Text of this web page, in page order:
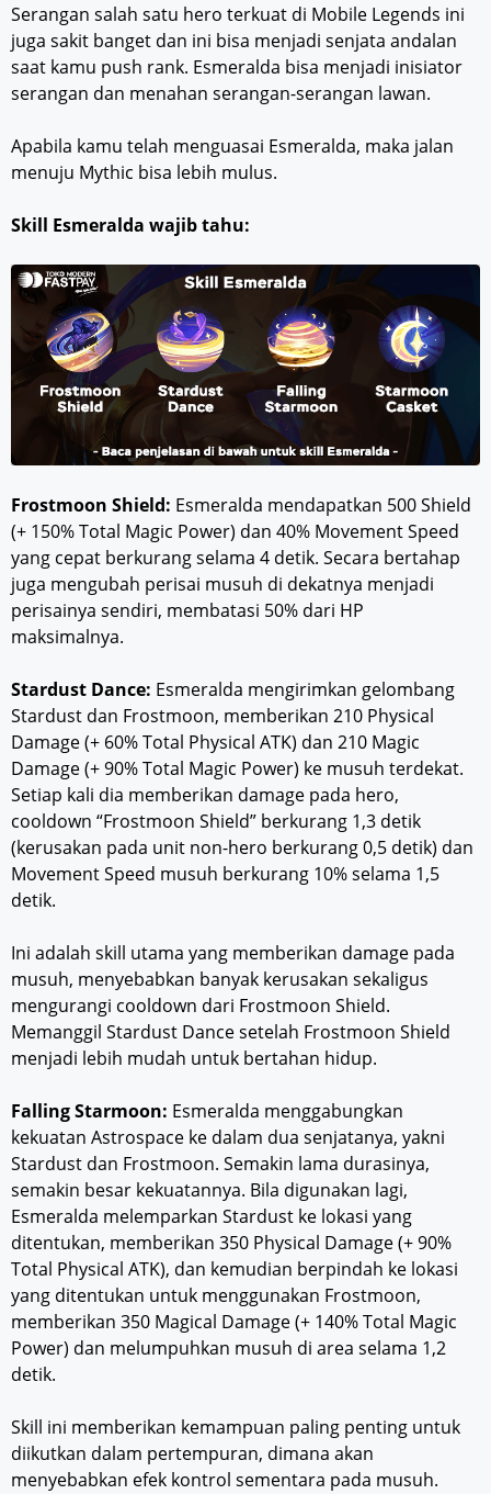
Serangan salah satu hero terkuat di Mobile Legends ini
juga sakit banget dan ini bisa menjadi senjata andalan
saat kamu push rank. Esmeralda bisa menjadi inisiator
serangan dan menahan serangan-serangan lawan.
Apabila kamu telah menguasai Esmeralda, maka jalan
menuju Mythic bisa lebih mulus.
Skill Esmeralda wajib tahu:
Frostmoon Shield: Esmeralda mendapatkan 500 Shield
(+ 150% Total Magic Power) dan 40% Movement Speed ​​
yang cepat berkurang selama 4 detik. Secara bertahap
juga mengubah perisai musuh di dekatnya menjadi
perisainya sendiri, membatasi 50% dari HP
maksimalnya.
Stardust Dance: Esmeralda mengirimkan gelombang
Stardust dan Frostmoon, memberikan 210 Physical
Damage (+ 60% Total Physical ATK) dan 210 Magic
Damage (+ 90% Total Magic Power) ke musuh terdekat.
Setiap kali dia memberikan damage pada hero,
cooldown “Frostmoon Shield” berkurang 1,3 detik
(kerusakan pada unit non-hero berkurang 0,5 detik) dan
Movement Speed musuh berkurang 10% selama 1,5
detik.
Ini adalah skill utama yang memberikan damage pada
musuh, menyebabkan banyak kerusakan sekaligus
mengurangi cooldown dari Frostmoon Shield.
Memanggil Stardust Dance setelah Frostmoon Shield
menjadi lebih mudah untuk bertahan hidup.
Falling Starmoon: Esmeralda menggabungkan
kekuatan Astrospace ke dalam dua senjatanya, yakni
Stardust dan Frostmoon. Semakin lama durasinya,
semakin besar kekuatannya. Bila digunakan lagi,
Esmeralda melemparkan Stardust ke lokasi yang
ditentukan, memberikan 350 Physical Damage (+ 90%
Total Physical ATK), dan kemudian berpindah ke lokasi
yang ditentukan untuk menggunakan Frostmoon,
memberikan 350 Magical Damage (+ 140% Total Magic
Power) dan melumpuhkan musuh di area selama 1,2
detik.
Skill ini memberikan kemampuan paling penting untuk
diikutkan dalam pertempuran, dimana akan
menyebabkan efek kontrol sementara pada musuh.